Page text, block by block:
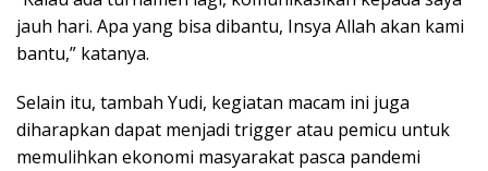
jauh hari. Apa yang bisa dibantu, Insya Allah akan kami
bantu,” katanya.
Selain itu, tambah Yudi, kegiatan macam ini juga
diharapkan dapat menjadi trigger atau pemicu untuk
memulihkan ekonomi masyarakat pasca pandemi